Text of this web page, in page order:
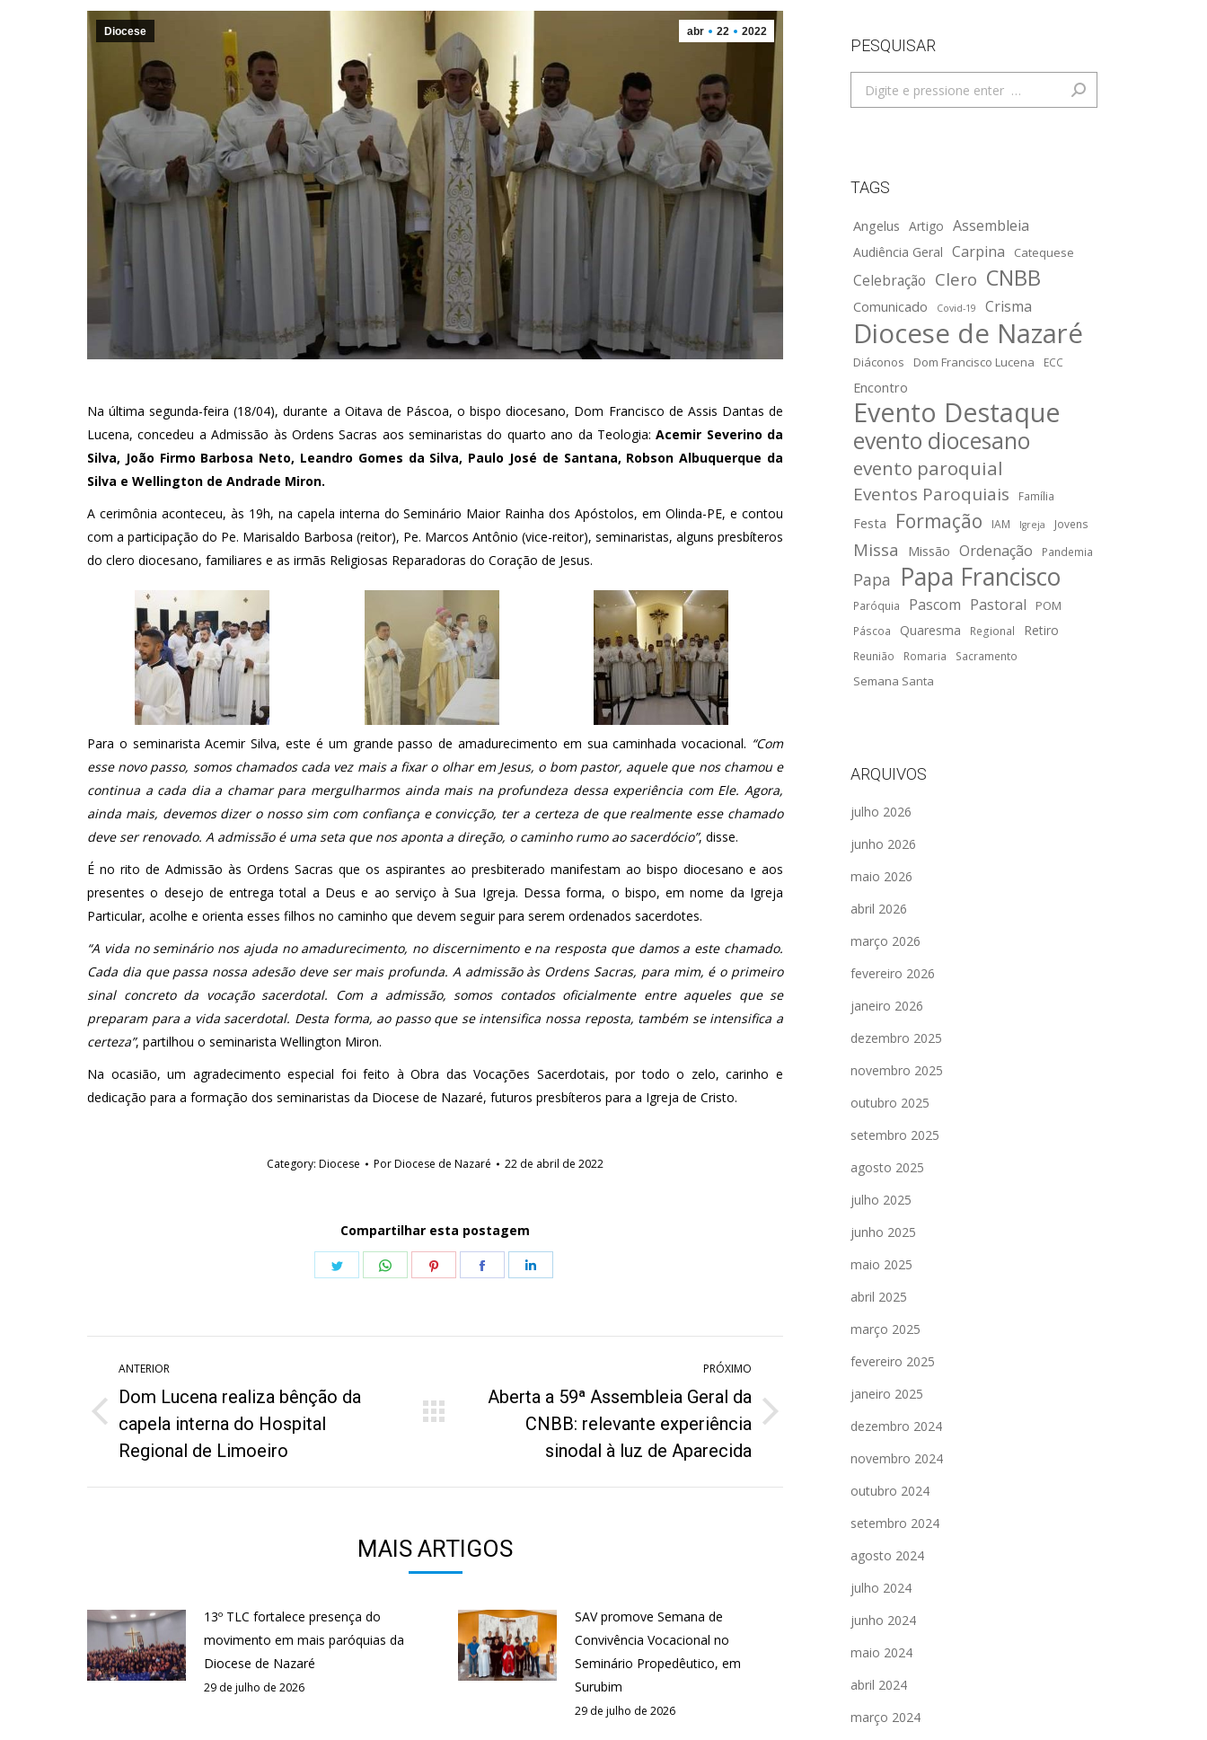
abr 22 2022
Diocese
Na última segunda-feira (18/04), durante a Oitava de Páscoa, o bispo diocesano, Dom Francisco de Assis Dantas de
Lucena, concedeu a Admissão às Ordens Sacras aos seminaristas do quarto ano da Teologia:Acemir Severino da
Silva, João Firmo Barbosa Neto, Leandro Gomes da Silva, Paulo José de Santana, Robson Albuquerque da
Silva e Wellington de Andrade Miron.
A cerimônia aconteceu, às 19h, na capela interna do Seminário Maior Rainha dos Apóstolos, em Olinda-PE, e contou
com a participação do Pe. Marisaldo Barbosa (reitor), Pe. Marcos Antônio (vice-reitor), seminaristas, alguns presbíteros
do clero diocesano, familiares e as irmãs Religiosas Reparadoras do Coração de Jesus.
Para o seminarista Acemir Silva, este é um grande passo de amadurecimento em sua caminhada vocacional. “Com
esse novo passo, somos chamados cada vez mais a fixar o olhar em Jesus, o bom pastor, aquele que nos chamou e
continua a cada dia a chamar para mergulharmos ainda mais na profundeza dessa experiência com Ele. Agora,
ainda mais, devemos dizer o nosso sim com confiança e convicção, ter a certeza de que realmente esse chamado
deve ser renovado. A admissão é uma seta que nos aponta a direção, o caminho rumo ao sacerdócio”, disse.
É no rito de Admissão às Ordens Sacras que os aspirantes ao presbiterado manifestam ao bispo diocesano e aos
presentes o desejo de entrega total a Deus e ao serviço à Sua Igreja. Dessa forma, o bispo, em nome da Igreja
Particular, acolhe e orienta esses filhos no caminho que devem seguir para serem ordenados sacerdotes.
“A vida no seminário nos ajuda no amadurecimento, no discernimento e na resposta que damos a este chamado.
Cada dia que passa nossa adesão deve ser mais profunda. A admissão às Ordens Sacras, para mim, é o primeiro
sinal concreto da vocação sacerdotal. Com a admissão, somos contados oficialmente entre aqueles que se
preparam para a vida sacerdotal. Desta forma, ao passo que se intensifica nossa reposta, também se intensifica a
certeza”, partilhou o seminarista Wellington Miron.
Na ocasião, um agradecimento especial foi feito à Obra das Vocações Sacerdotais, por todo o zelo, carinho e
dedicação para a formação dos seminaristas da Diocese de Nazaré, futuros presbíteros para a Igreja de Cristo.
Category: Diocese PorDiocese de Nazaré 22 de abril de 2022
Compartilhar esta postagem
Share Share
Share
Share
de
post:
ANTERIOR
Post
anterior:
Dom Lucena realiza bênção da
capela interna do Hospital
Regional de Limoeiro
PRÓXIMO
Aberta a 59ª Assembleia Geral da
CNBB: relevante experiência
sinodal à luz de Aparecida
MAIS ARTIGOS
13º TLC fortalece presença do
movimento em mais paróquias da
Diocese de Nazaré
29 de julho de 2026
SAV promove Semana de
Convivência Vocacional no
Seminário Propedêutico, em
Surubim
29 de julho de 2026
PESQUISAR
Search:
TAGS
Angelus Artigo Assembleia
Audiência Geral Carpina Catequese
Celebração Clero CNBB
Comunicado Covid-19 Crisma
Diocese de Nazaré
Diáconos Dom Francisco Lucena ECC
Encontro
Evento Destaque
evento diocesano
evento paroquial
Eventos Paroquiais Família
Festa Formação IAM Igreja Jovens
Missa Missão Ordenação Pandemia
Papa Papa Francisco
Paróquia Pascom Pastoral POM
Páscoa Quaresma Regional Retiro
Reunião Romaria Sacramento
Semana Santa
ARQUIVOS
julho 2026
junho 2026
maio 2026
abril 2026
março 2026
fevereiro 2026
janeiro 2026
dezembro 2025
novembro 2025
outubro 2025
setembro 2025
agosto 2025
julho 2025
junho 2025
maio 2025
abril 2025
março 2025
fevereiro 2025
janeiro 2025
dezembro 2024
novembro 2024
outubro 2024
setembro 2024
agosto 2024
julho 2024
junho 2024
maio 2024
abril 2024
março 2024